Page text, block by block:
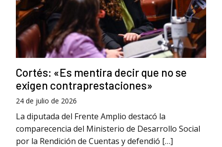
Cortés: «Es mentira decir que no se
exigen contraprestaciones»
24 de julio de 2026
La diputada del Frente Amplio destacó la
comparecencia del Ministerio de Desarrollo Social
por la Rendición de Cuentas y defendió […]